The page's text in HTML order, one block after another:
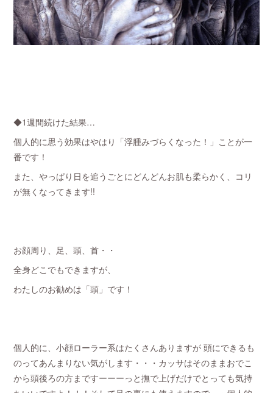
◆1週間続けた結果…
個人的に思う効果はやはり「浮腫みづらくなった！」ことが一
番です！
また、やっぱり日を追うごとにどんどんお肌も柔らかく、コリ
が無くなってきます!!
お顔周り、足、頭、首・・
全身どこでもできますが、
わたしのお勧めは「頭」です！
個人的に、小顔ローラー系はたくさんありますが 頭にできるも
のってあんまりない気がします・・・カッサはそのままおでこ
から頭後ろの方まですーーーっと撫で上げだけでとっても気持